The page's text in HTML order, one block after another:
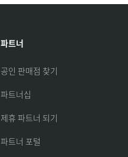
파트너
공인 판매점 찾기
파트너십
제휴 파트너 되기
파트너 포털